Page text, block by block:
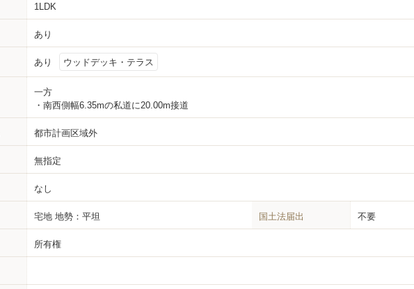
1LDK
あり
あり ウッドデッキ・テラス
一方
南西側幅6.35mの私道に20.00m接道
都市計画区域外
無指定
なし
宅地 地勢：平坦 国土法届出 不要
所有権